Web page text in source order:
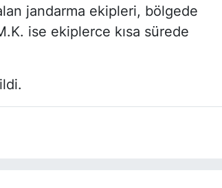
jandarma ekipleri, bölgede
ise ekiplerce kısa sürede